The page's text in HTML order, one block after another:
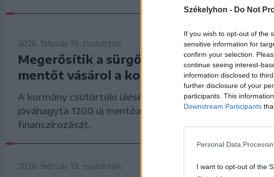
Székelyhon - Do Not
If you wish to opt-out of the
sensitive information for
confirm your selection.
continue seeing interest-
information disclosed to
further disclosure of your
participants. This
Downstream Participants
Personal Data
I want to opt-out of the
2026. február 19., csütörtök
Megerősítik a sürgősségi ellátást: 1200 új
mentőt vásárol a kormány
A kormány csütörtöki ülésén elfogadott határozatával
jóváhagyta 1200 új mentőautó beszerzésének
finanszírozását.
2026. február 19., csütörtök